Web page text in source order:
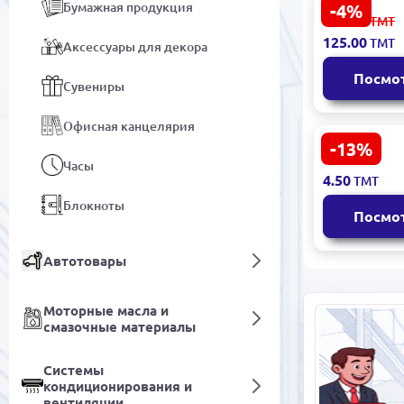
Бумажная продукция
Аксессуары для декора
Сувениры
Офисная канцелярия
Часы
Блокноты
Автотовары
Моторные масла и
смазочные материалы
Системы
кондиционирования и
-4%
PENfection
Гелевая
черный
синий
131.00 ТМТ
125.00ТМТ
-13%
ErichKrause
00043407 |
шариковая
1.0 мм
5.20ТМТ
4.50ТМТ